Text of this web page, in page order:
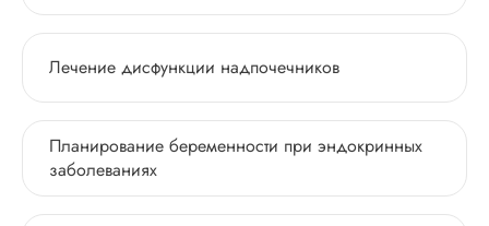
Лечение дисфункции надпочечников
Планирование беременности при эндокринных
заболеваниях